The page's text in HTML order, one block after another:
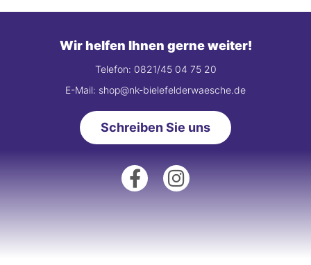
Wir helfen Ihnen gerne weiter!
Telefon: 0821/45 04 75 20
E-Mail: shop@nk-bielefelderwaesche.de
Schreiben Sie uns